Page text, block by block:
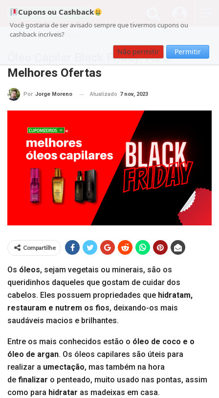
Cupons ou Cashback
Você gostaria de ser avisado sempre que tivermos cupons ou
cashback incríveis?
Não permitir Permitir
Cupom Guia de Compras
Óleo Capilar Black Friday: As 5
Melhores Ofertas
Por Jorge Moreno Atualizado 7 nov, 2023
Compartilhe
Os óleos, sejam vegetais ou minerais, são os
queridinhos daqueles que gostam de cuidar dos
cabelos. Eles possuem propriedades que hidratam,
restauram e nutrem os fios, deixando-os mais
saudáveis macios e brilhantes.
Entre os mais conhecidos estão o óleo de coco e o
óleo de argan. Os óleos capilares são úteis para
realizar a umectação, mas também na hora
de finalizar o penteado, muito usado nas pontas, assim
como para hidratar as madeixas em casa.